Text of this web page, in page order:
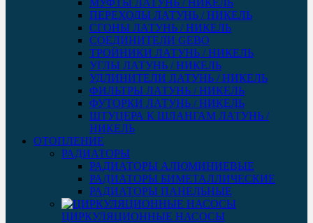
ПЕРЕХОДЫ ЛАТУНЬ / НИКЕЛЬ
СГОНЫ ЛАТУНЬ / НИКЕЛЬ
СОЕДИНИТЕЛИ GEBO
ТРОЙНИКИ ЛАТУНЬ / НИКЕЛЬ
УГЛЫ ЛАТУНЬ / НИКЕЛЬ
УДЛИНИТЕЛИ ЛАТУНЬ / НИКЕЛЬ
ФИЛЬТРЫ ЛАТУНЬ / НИКЕЛЬ
ФУТОРКИ ЛАТУНЬ / НИКЕЛЬ
ШТУЦЕРА К ШЛАНГАМ ЛАТУНЬ /
НИКЕЛЬ
ОТОПЛЕНИЕ
РАДИАТОРЫ
РАДИАТОРЫ АЛЮМИНИЕВЫЕ
РАДИАТОРЫ БИМЕТАЛЛИЧЕСКИЕ
РАДИАТОРЫ ПАНЕЛЬНЫЕ
ЦИРКУЛЯЦИОННЫЕ НАСОСЫ